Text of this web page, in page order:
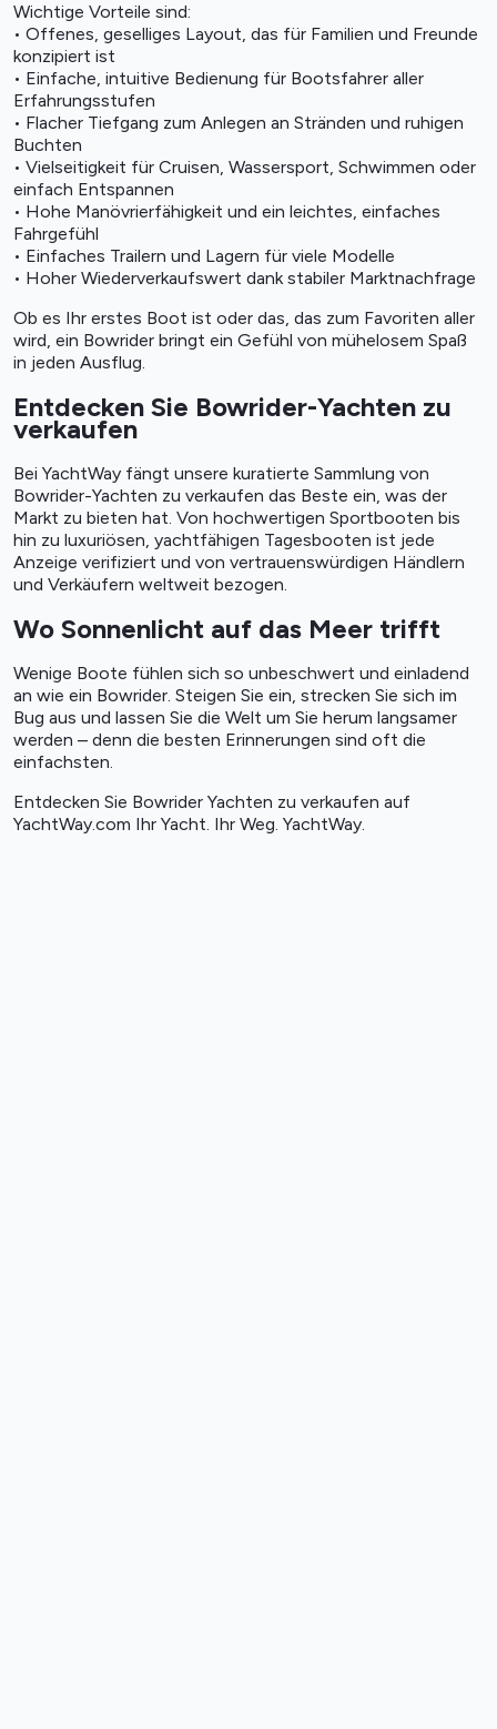
Wichtige Vorteile sind:
• Offenes, geselliges Layout, das für Familien und Freunde
konzipiert ist
• Einfache, intuitive Bedienung für Bootsfahrer aller
Erfahrungsstufen
• Flacher Tiefgang zum Anlegen an Stränden und ruhigen
Buchten
• Vielseitigkeit für Cruisen, Wassersport, Schwimmen oder
einfach Entspannen
• Hohe Manövrierfähigkeit und ein leichtes, einfaches
Fahrgefühl
• Einfaches Trailern und Lagern für viele Modelle
• Hoher Wiederverkaufswert dank stabiler Marktnachfrage
Ob es Ihr erstes Boot ist oder das, das zum Favoriten aller
wird, ein Bowrider bringt ein Gefühl von mühelosem Spaß
in jeden Ausflug.
Entdecken Sie Bowrider-Yachten zu
verkaufen
Bei YachtWay fängt unsere kuratierte Sammlung von
Bowrider-Yachten zu verkaufen das Beste ein, was der
Markt zu bieten hat. Von hochwertigen Sportbooten bis
hin zu luxuriösen, yachtfähigen Tagesbooten ist jede
Anzeige verifiziert und von vertrauenswürdigen Händlern
und Verkäufern weltweit bezogen.
Wo Sonnenlicht auf das Meer trifft
Wenige Boote fühlen sich so unbeschwert und einladend
an wie ein Bowrider. Steigen Sie ein, strecken Sie sich im
Bug aus und lassen Sie die Welt um Sie herum langsamer
werden – denn die besten Erinnerungen sind oft die
einfachsten.
Entdecken Sie Bowrider Yachten zu verkaufen auf
YachtWay.com Ihr Yacht. Ihr Weg. YachtWay.